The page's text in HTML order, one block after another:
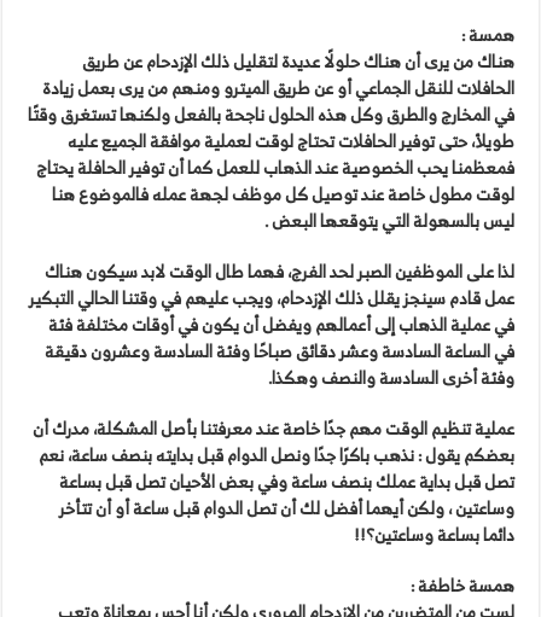
همسة :
هناك من يرى أن هناك حلولًا عديدة لتقليل ذلك الإزدحام عن طريق
الحافلات للنقل الجماعي أو عن طريق الميترو ومنهم من يرى بعمل زيادة
في المخارج والطرق وكل هذه الحلول ناجحة بالفعل ولكنها تستغرق وقتًا
طويلأ، حتى توفير الحافلات تحتاج لوقت لعملية موافقة الجميع عليه
فمعظمنا يحب الخصوصية عند الذهاب للعمل كما أن توفير الحافلة يحتاج
لوقت مطول خاصة عند توصيل كل موظف لجهة عمله فالموضوع هنا
ليس بالسهولة التي يتوقعها البعض .
لذا على الموظفين الصبر لحد الفرج، فهما طال الوقت لابد سيكون هناك
عمل قادم سينجز يقلل ذلك الإزدحام، ويجب عليهم في وقتنا الحالي التبكير
في عملية الذهاب إلى أعمالهم ويفضل أن يكون في أوقات مختلفة فئة
في الساعة السادسة وعشر دقائق صباحًا وفئة السادسة وعشرون دقيقة
وفئة أخرى السادسة والنصف وهكذا.
عملية تنظيم الوقت مهم جدًا خاصة عند معرفتنا بأصل المشكلة، مدرك أن
بعضكم يقول : نذهب باكرًا جدًا ونصل الدوام قبل بدايته بنصف ساعة، نعم
تصل قبل بداية عملك بنصف ساعة وفي بعض الأحيان تصل قبل بساعة
وساعتين ، ولكن أيهما أفضل لك أن تصل الدوام قبل ساعة أو أن تتأخر
دائما بساعة وساعتين؟!!
همسة خاطفة :